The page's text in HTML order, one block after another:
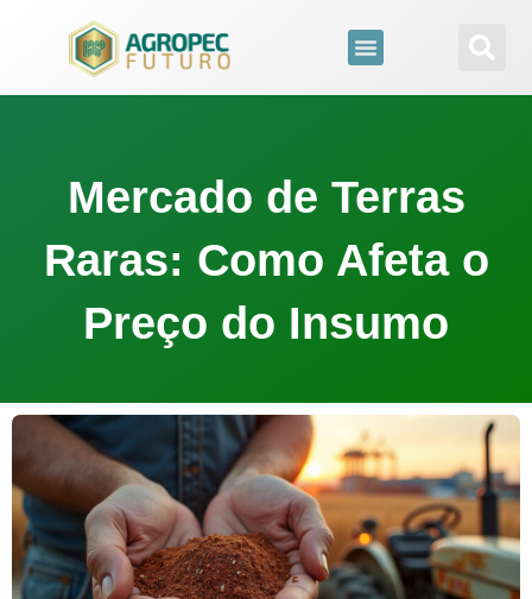
conteúdo
Mercado de Terras
Raras: Como Afeta o
Preço do Insumo